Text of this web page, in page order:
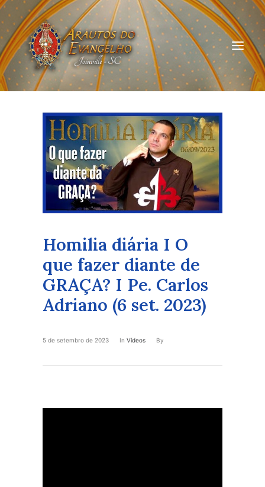
HOME
QUEM SOMOS
ARAUTOS JOINVILLE
CURSOS ON-LINE
Homilia diária I O
que fazer diante de
GRAÇA? I Pe. Carlos
Adriano (6 set. 2023)
5 de setembro de 2023 In Vídeos By